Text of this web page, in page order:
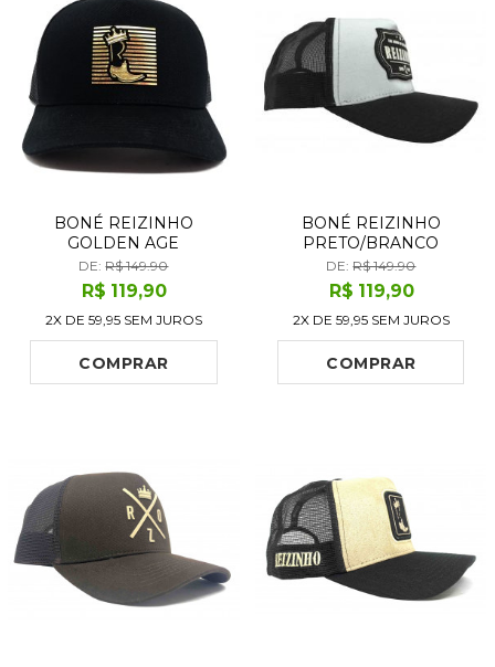
BONÉ REIZINHO
GOLDEN AGE
DE:R$ 149.90
R$ 119,90
2X DE 59,95SEM JUROS
COMPRAR
BONÉ REIZINHO
PRETO/BRANCO
DE:R$ 149.90
R$ 119,90
2X DE 59,95SEM JUROS
COMPRAR